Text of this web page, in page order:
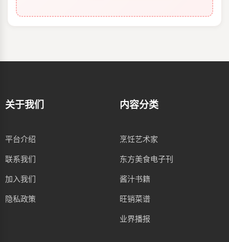
关于我们
平台介绍
联系我们
加入我们
隐私政策
内容分类
烹饪艺术家
东方美食电子刊
酱汁书籍
旺销菜谱
业界播报